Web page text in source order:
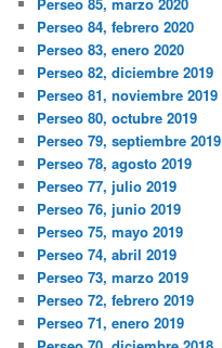
Perseo 84, febrero 2020
Perseo 83, enero 2020
Perseo 82, diciembre 2019
Perseo 81, noviembre 2019
Perseo 80, octubre 2019
Perseo 79, septiembre 2019
Perseo 78, agosto 2019
Perseo 77, julio 2019
Perseo 76, junio 2019
Perseo 75, mayo 2019
Perseo 74, abril 2019
Perseo 73, marzo 2019
Perseo 72, febrero 2019
Perseo 71, enero 2019